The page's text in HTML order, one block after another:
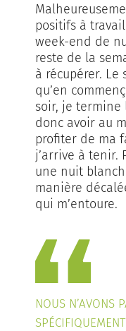
positifs à
week-end de
reste de la
à récupérer. Le
qu’en
soir, je termine
donc avoir au
profiter de ma
j’arrive à tenir.
une nuit
manière
qui m’entoure.
NOUS N’AVONS